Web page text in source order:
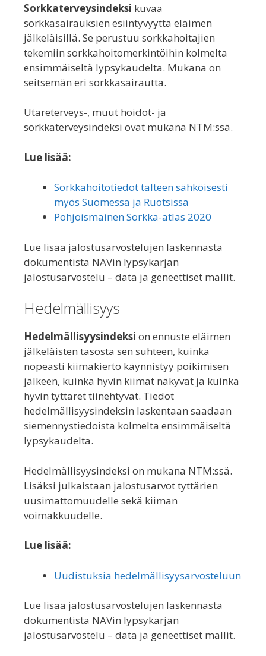
Sorkkaterveysindeksi kuvaa
sorkkasairauksien esiintyvyyttä eläimen
jälkeläisillä. Se perustuu sorkkahoitajien
tekemiin sorkkahoitomerkintöihin kolmelta
ensimmäiseltä lypsykaudelta. Mukana on
seitsemän eri sorkkasairautta.
Utareterveys-, muut hoidot- ja
sorkkaterveysindeksi ovat mukana NTM:ssä.
Lue lisää:
Sorkkahoitotiedot talteen sähköisesti
myös Suomessa ja Ruotsissa
Pohjoismainen Sorkka-atlas 2020
Lue lisää jalostusarvostelujen laskennasta
dokumentista NAVin lypsykarjan
jalostusarvostelu – data ja geneettiset mallit.
Hedelmällisyys
Hedelmällisyysindeksi on ennuste eläimen
jälkeläisten tasosta sen suhteen, kuinka
nopeasti kiimakierto käynnistyy poikimisen
jälkeen, kuinka hyvin kiimat näkyvät ja kuinka
hyvin tyttäret tiinehtyvät. Tiedot
hedelmällisyysindeksin laskentaan saadaan
siemennystiedoista kolmelta ensimmäiseltä
lypsykaudelta.
Hedelmällisyysindeksi on mukana NTM:ssä.
Lisäksi julkaistaan jalostusarvot tyttärien
uusimattomuudelle sekä kiiman
voimakkuudelle.
Lue lisää:
Uudistuksia hedelmällisyysarvosteluun
Lue lisää jalostusarvostelujen laskennasta
dokumentista NAVin lypsykarjan
jalostusarvostelu – data ja geneettiset mallit.